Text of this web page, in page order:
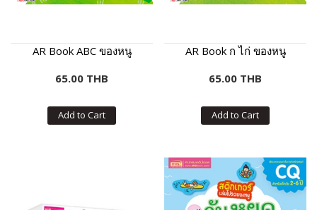
AR Book ABC ของหนู
65.00 THB
Add to Cart
AR Book ก ไก่ ของหนู
65.00 THB
Add to Cart